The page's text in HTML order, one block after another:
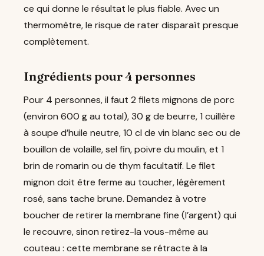
ce qui donne le résultat le plus fiable. Avec un
thermomètre, le risque de rater disparaît presque
complètement.
Ingrédients pour 4 personnes
Pour 4 personnes, il faut 2 filets mignons de porc
(environ 600 g au total), 30 g de beurre, 1 cuillère
à soupe d’huile neutre, 10 cl de vin blanc sec ou de
bouillon de volaille, sel fin, poivre du moulin, et 1
brin de romarin ou de thym facultatif. Le filet
mignon doit être ferme au toucher, légèrement
rosé, sans tache brune. Demandez à votre
boucher de retirer la membrane fine (l’argent) qui
le recouvre, sinon retirez-la vous-même au
couteau : cette membrane se rétracte à la